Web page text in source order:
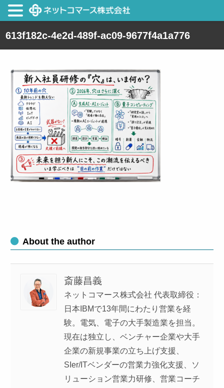
613f182c-4e2d-489f-ac09-9677f4a1a776
About the author
斎藤昌義
ネットコマース株式会社 代表取締役：
日本IBMで13年間にわたり営業を経
験。電気、電子の大手製造業を担当。
現在は独立し、ベンチャー企業や大手
企業の新規事業の立ち上げ支援、
SIer/ITベンダーの営業力強化支援、ソ
リューション営業力研修、営業コーチ